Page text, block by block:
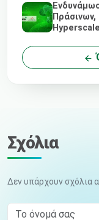
Σχόλια
Δεν υπάρχουν σχόλια
Το όνομά σας